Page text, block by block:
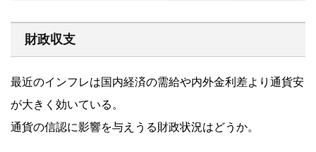
財政収支
最近のインフレは国内経済の需給や内外金利差より通貨安
が大きく効いている。
通貨の信認に影響を与えうる財政状況はどうか。